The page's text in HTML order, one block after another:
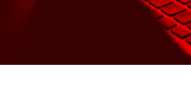
品牌官网 · 集团网站 · 营销型网站 · 响应式网站建
商务平台 · 业务系统定制